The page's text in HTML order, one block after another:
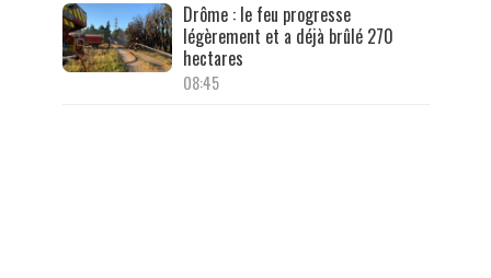
Drôme : le feu progresse
légèrement et a déjà brûlé 270
hectares
08:45